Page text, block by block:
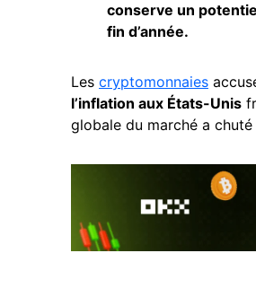
conserve un
fin d’année.
Les cryptomonnaies
l’inflation aux États-Unis
globale du marché a